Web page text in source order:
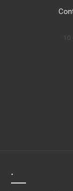
10
.